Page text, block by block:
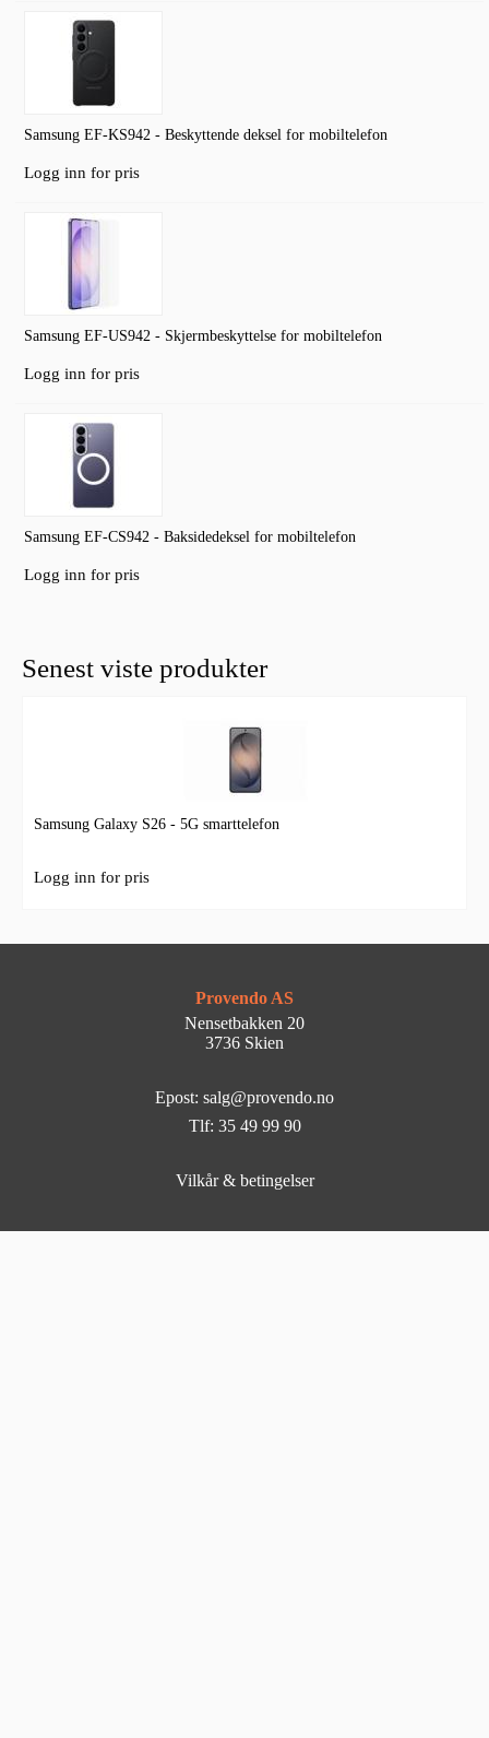
Samsung EF-KS942 - Beskyttende deksel for mobiltelefon
Logg inn for pris
Samsung EF-US942 - Skjermbeskyttelse for mobiltelefon
Logg inn for pris
Samsung EF-CS942 - Baksidedeksel for mobiltelefon
Logg inn for pris
Senest viste produkter
Samsung Galaxy S26 - 5G smarttelefon
Logg inn for pris
Provendo AS
Nensetbakken 20
3736 Skien
Epost: salg@provendo.no
Tlf: 35 49 99 90
Vilkår & betingelser